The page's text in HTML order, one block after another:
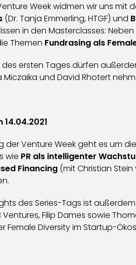
Week widmen wir uns mit
(Dr. Tanja Emmerling, HTGF) und
in den Masterclasses:
Themen Fundrasing als
des ersten Tages dürfen
Miczaika und David Rhotert
der Venture Week geht es um
wie PR als intelligenter
Financing (mit Christian
des Series-Tags ist
Ventures, Filip Dames sowie
Female Diversity im Startup-